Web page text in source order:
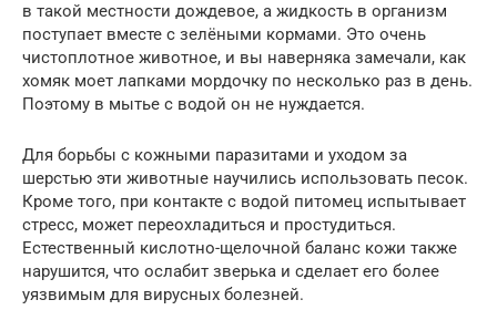
в такой местности дождевое, а жидкость в организм
поступает вместе с зелёными кормами. Это очень
чистоплотное животное, и вы наверняка замечали, как
хомяк моет лапками мордочку по несколько раз в день.
Поэтому в мытье с водой он не нуждается.
Для борьбы с кожными паразитами и уходом за
шерстью эти животные научились использовать песок.
Кроме того, при контакте с водой питомец испытывает
стресс, может переохладиться и простудиться.
Естественный кислотно-щелочной баланс кожи также
нарушится, что ослабит зверька и сделает его более
уязвимым для вирусных болезней.